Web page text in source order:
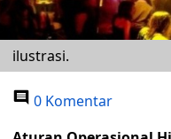
ilustrasi.
0 Komentar